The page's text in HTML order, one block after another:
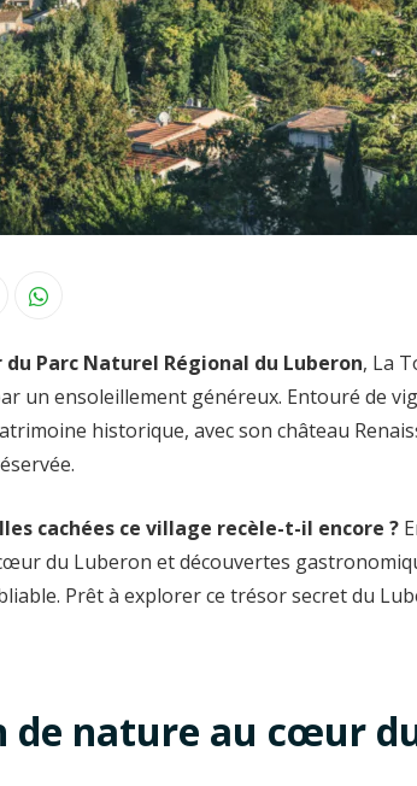
Parc Naturel Régional du Luberon, La
un ensoleillement généreux. Entouré de
historique, avec son château
cachées ce village recèle-t-il encore ?
du Luberon et découvertes
Prêt à explorer ce trésor secret du
de nature au cœur